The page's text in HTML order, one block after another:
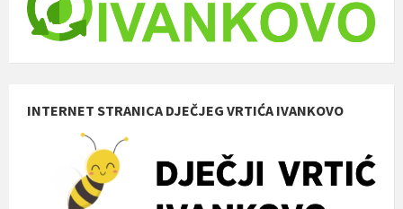
INTERNET STRANICA DJEČJEG VRTIĆA IVANKOVO